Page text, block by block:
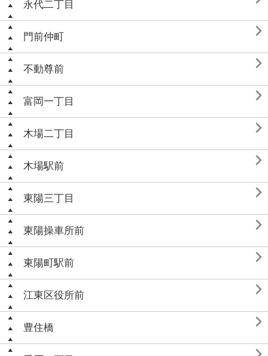
永代二丁目
門前仲町 
不動尊前 
富岡一丁目 
木場二丁目 
木場駅前 
東陽三丁目 
東陽操車所前 
東陽町駅前 
江東区役所前 
豊住橋 